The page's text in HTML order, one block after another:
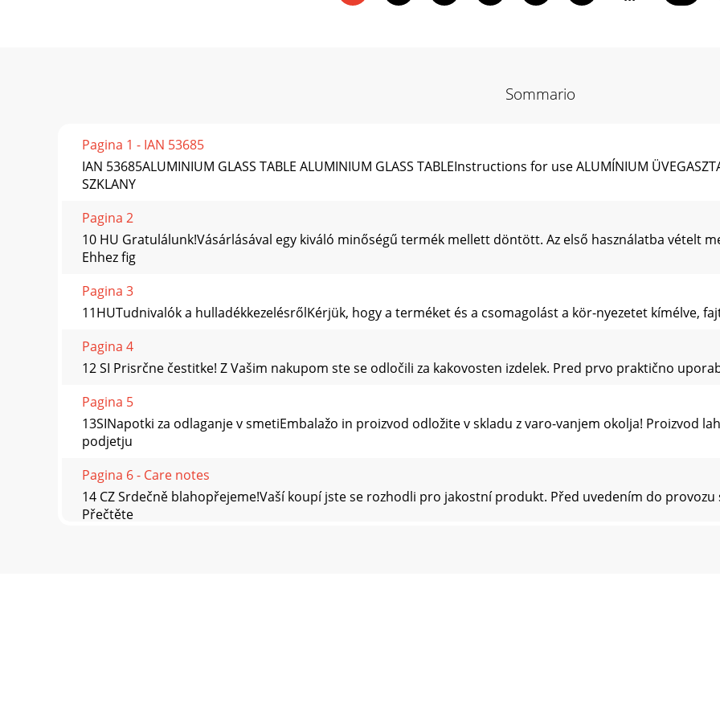
Sommario
Pagina 1 - IAN 53685
IAN 53685ALUMINIUM GLASS TABLE ALUMINIUM GLASS TABLEInstructions for use ALUMÍNIUM
SZKLANY
Pagina 2
10 HU Gratulálunk!Vásárlásával egy kiváló minőségű termék mellett döntött. Az első használatba vételt
Ehhez ﬁg
Pagina 3
11HUTudnivalók a hulladékkezelésrőlKérjük, hogy a terméket és a csomagolást a kör-nyezetet kímélve,
Pagina 4
12 SI Prisrčne čestitke! Z Vašim nakupom ste se odločili za kakovosten izdelek. Pred prvo praktično
Pagina 5
13SINapotki za odlaganje v smetiEmbalažo in proizvod odložite v skladu z varo-vanjem okolja! Proizvod
podjetju
Pagina 6 - Care notes
14 CZ Srdečně blahopřejeme!Vaší koupí jste se rozhodli pro jakostní produkt. Před uvedením do
Přečtěte